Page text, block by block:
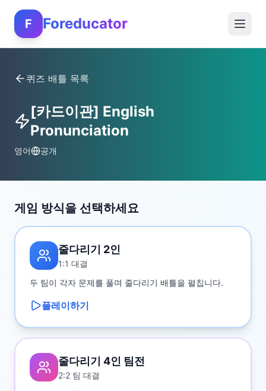
F Foreducator
퀴즈 배틀 목록
[카드이관] English
Pronunciation
영어 공개
게임 방식을 선택하세요
줄다리기 2인
1:1 대결
두 팀이 각자 문제를 풀며 줄다리기 배틀을 펼칩니다.
플레이하기
줄다리기 4인 팀전
2:2 팀 대결